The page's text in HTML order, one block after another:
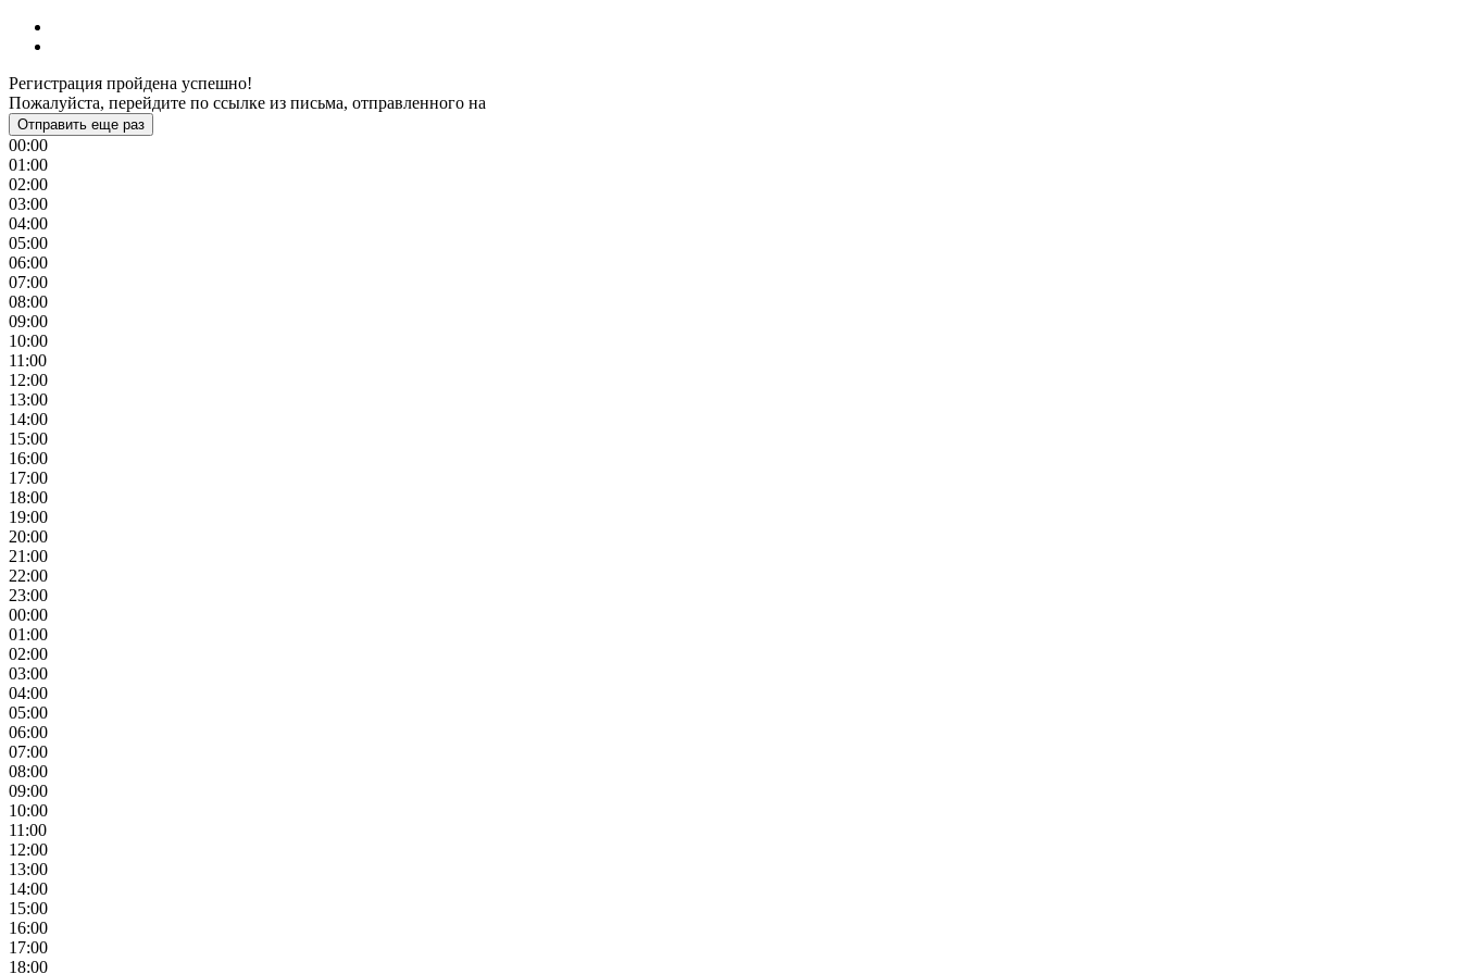
Регистрация пройдена успешно!
Пожалуйста, перейдите по ссылке из письма, отправленного на
Отправить еще раз
00:00
01:00
02:00
03:00
04:00
05:00
06:00
07:00
08:00
09:00
10:00
11:00
12:00
13:00
14:00
15:00
16:00
17:00
18:00
19:00
20:00
21:00
22:00
23:00
00:00
01:00
02:00
03:00
04:00
05:00
06:00
07:00
08:00
09:00
10:00
11:00
12:00
13:00
14:00
15:00
16:00
17:00
18:00